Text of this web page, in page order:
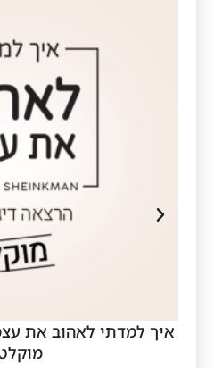
איך למדתי לאהוב את